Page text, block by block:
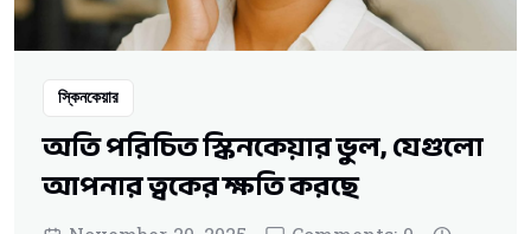
স্কিনকেয়ার
অতি পরিচিত স্কিনকেয়ার ভুল, যেগুলো
আপনার ত্বকের ক্ষতি করছে